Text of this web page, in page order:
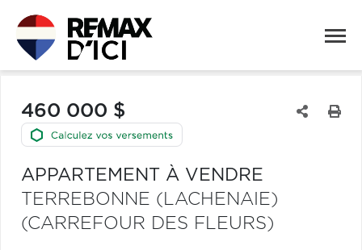
460 000 $
APPARTEMENT À VENDRE
TERREBONNE (LACHENAIE)
(CARREFOUR DES FLEURS)